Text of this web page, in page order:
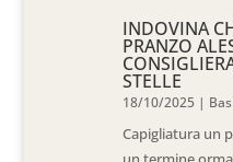
INDOVINA
PRANZO
STELLE
18/10/2025 |
Capigliatura un